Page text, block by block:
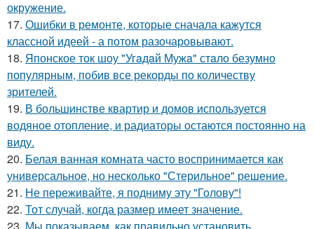
окружение.
17. Ошибки в ремонте, которые сначала кажутся
классной идеей - а потом разочаровывают.
18. Японское ток шоу "Угaдaй Мужa" стaло безумно
популярным, побив все рекорды по количеству
зрителей.
19. В большинстве квартир и домов используется
водяное отопление, и радиаторы остаются постоянно на
виду.
20. Белая ванная комната часто воспринимается как
универсальное, но несколько "Стерильное" решение.
21. Не переживайте, я подниму эту "Голову"!
22. Тот случай, когда размер имеет значение.